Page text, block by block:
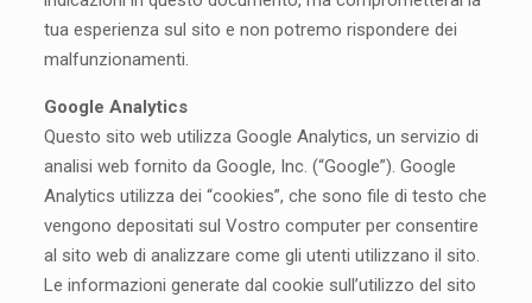
tua esperienza sul sito e non potremo rispondere dei
malfunzionamenti.
Google Analytics
Questo sito web utilizza Google Analytics, un servizio di
analisi web fornito da Google, Inc. (“Google”). Google
Analytics utilizza dei “cookies”, che sono file di testo che
vengono depositati sul Vostro computer per consentire
al sito web di analizzare come gli utenti utilizzano il sito.
Le informazioni generate dal cookie sull’utilizzo del sito